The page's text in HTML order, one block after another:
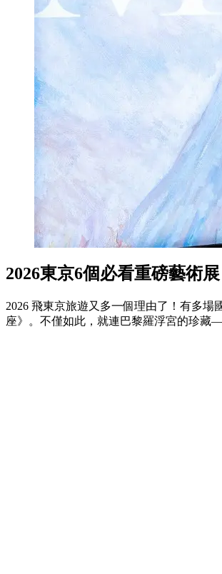
2026東京6個必看重磅藝術
2026 飛東京旅遊又多一個理由了！有多
座》。不僅如此，就連巴黎羅浮宮的珍藏